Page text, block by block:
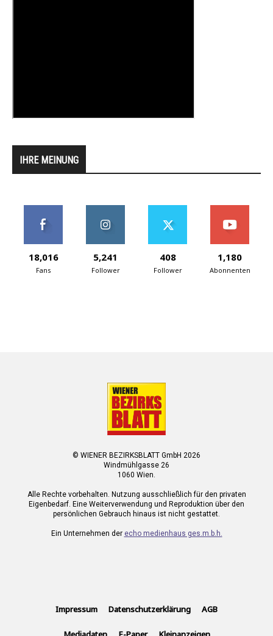
IHRE MEINUNG
18,016
Fans
5,241
Follower
408
Follower
1,180
Abonnenten
© WIENER BEZIRKSBLATT GmbH 2026
Windmühlgasse 26
1060 Wien.
Alle Rechte vorbehalten. Nutzung ausschließlich für den privaten
Eigenbedarf. Eine Weiterverwendung und Reproduktion über den
persönlichen Gebrauch hinaus ist nicht gestattet.
Ein Unternehmen der echo medienhaus ges.m.b.h.
Impressum Datenschutzerklärung AGB